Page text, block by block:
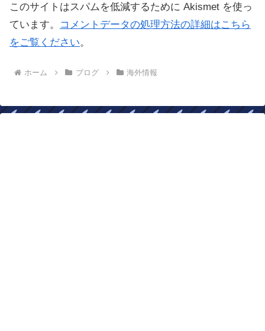
このサイトはスパムを低減するために Akismet を使っ
ています。
コメントデータの処理方法の詳細はこちら
をご覧ください。
ホーム ブログ 海外情報